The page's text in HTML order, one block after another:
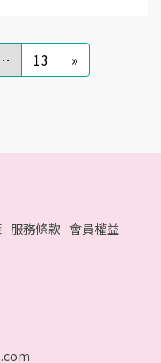
13 »
服務條款 會員權益